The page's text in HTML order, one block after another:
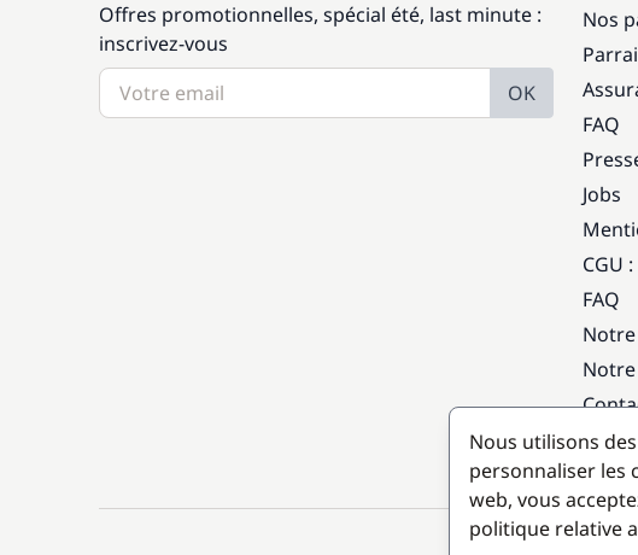
Offres promotionnelles, spécial été, last minute :
inscrivez-vous
OK
Nos
FAQ
Jobs
CGU
FAQ
Nous utilisons
personnaliser les
web, vous
politique relative